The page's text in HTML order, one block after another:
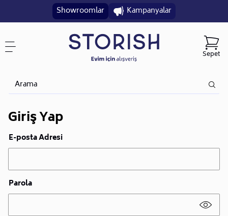
Showroomlar Kampanyalar
Sepet
Giriş Yap
E-posta Adresi
Parola